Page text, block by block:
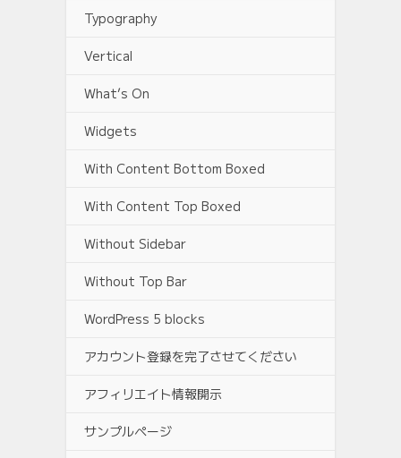
Typography
Vertical
What’s On
Widgets
With Content Bottom Boxed
With Content Top Boxed
Without Sidebar
Without Top Bar
WordPress 5 blocks
アカウント登録を完了させてください
アフィリエイト情報開示
サンプルページ